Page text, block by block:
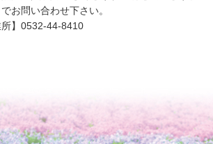
お問い合わせ下さい。
】0532-44-8410